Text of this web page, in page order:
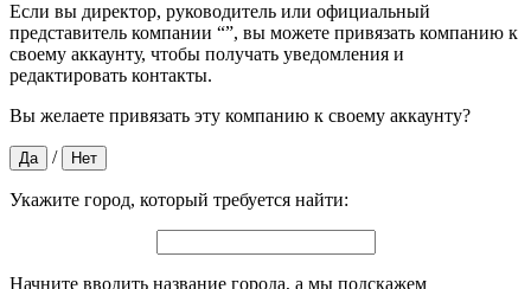
Если вы директор, руководитель или официальный
представитель компании “”, вы можете привязать компанию к
своему аккаунту, чтобы получать уведомления и
редактировать контакты.
Вы желаете привязать эту компанию к своему аккаунту?
Да / Нет
Укажите город, который требуется найти:
Начните вводить название города, а мы подскажем